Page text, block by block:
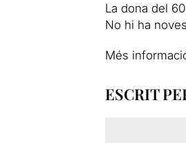
La dona del
No hi ha
Més
ESCRIT